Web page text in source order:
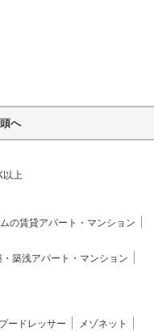
へ
以上
の賃貸アパート・マンション
・築浅アパート・マンション
ードレッサー
メゾネット